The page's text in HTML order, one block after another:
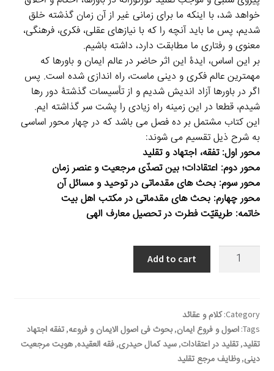
خواهد شد، با اینکه ما برای زمانی غیر از آن زمان گذشته خلق
شدیم، پس ما باید آنچه را که با نیازهای عقلی، فکری، فرهنگی،
معنوی و رفتاری ما مطابقت دارد، داشته باشیم.
بر این اساس، ایدۀ این اثر حاضر در عالم ایمان و باورها که
مهمترین عالم فکری و دینی ماست، راه اندازی شده است. پس
اگر در باورها آزاد اندیش شدیم و از تأسیسات گذشتۀ دور رها
شیدم، قطعا در این زمینه راه زیادی را پشت سر گذاشته ایم.
این کتاب مشتمل بر ده فصل می باشد که در چهار محور اساسی
به شرح ذیل تقسیم می شوند:
محور اول: تفقه، اجتهاد و تقلید
محور دوم: اعتقادات؛ بین تصدّی مرجعیت و عنصر زمان
محور سوم: بحث های مقدماتی در توحید و مسائل آن
محور چهارم: بحث های مقدماتی در مکتب اهل بیت
خاتمه: طریقیّت فطرت در تحصیل معارف الهی
أصول
الإيمان
و
فروعه
Add to cart
Category: کلام و عقائد
Tags: اصول و فروع ایمان, بحوث فی اصول الایمان و فروعه, تفقه اجتهاد
تقلید, تقلید در اعتقادات, سید کمال حیدری, فقه العقیده, هویت مرجعیت
دینی,وظایف مرجع تقلید